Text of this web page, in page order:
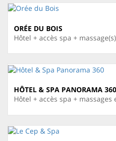
ORÉE DU BOIS
Hôtel + accès spa +
HÔTEL & SPA PANORAMA 360
Hôtel + accès spa +